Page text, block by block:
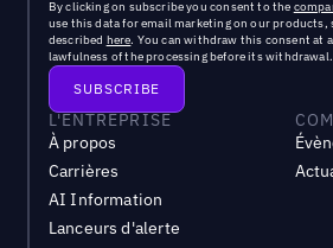
By clicking on subscribe you consent to the
use this data for email marketing on our products,
described here. You can withdraw this consent at
lawfulness of the processing before its withdrawal.
L'ENTREPRISE
À propos
Carrières
AI Information
Lanceurs d'alerte